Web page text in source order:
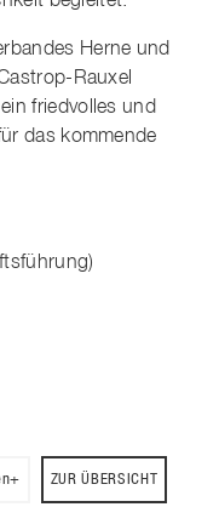
Herne und
Rauxel
friedvolles und
das kommende
ZUR ÜBERSICHT